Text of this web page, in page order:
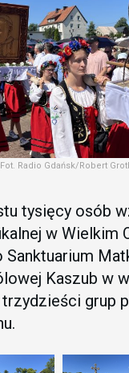
Radio Gdańsk/Robert
tysięcy osób
w Wielkim
Sanktuarium
Kaszub w
trzydzieści grup